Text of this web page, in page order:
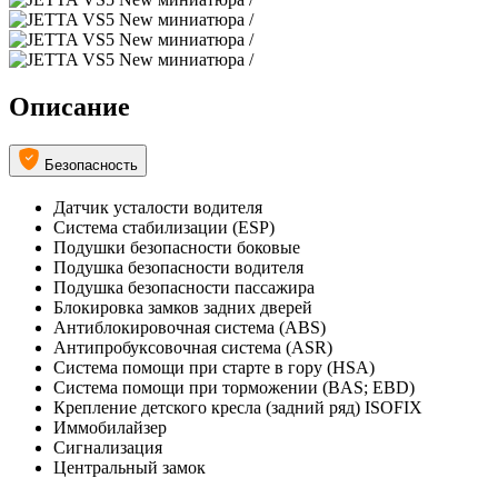
Описание
Безопасность
Датчик усталости водителя
Система стабилизации (ESP)
Подушки безопасности боковые
Подушка безопасности водителя
Подушка безопасности пассажира
Блокировка замков задних дверей
Антиблокировочная система (ABS)
Антипробуксовочная система (ASR)
Система помощи при старте в гору (HSA)
Система помощи при торможении (BAS; EBD)
Крепление детского кресла (задний ряд) ISOFIX
Иммобилайзер
Сигнализация
Центральный замок